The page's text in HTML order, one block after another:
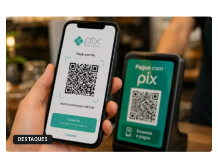
DESTAQUES